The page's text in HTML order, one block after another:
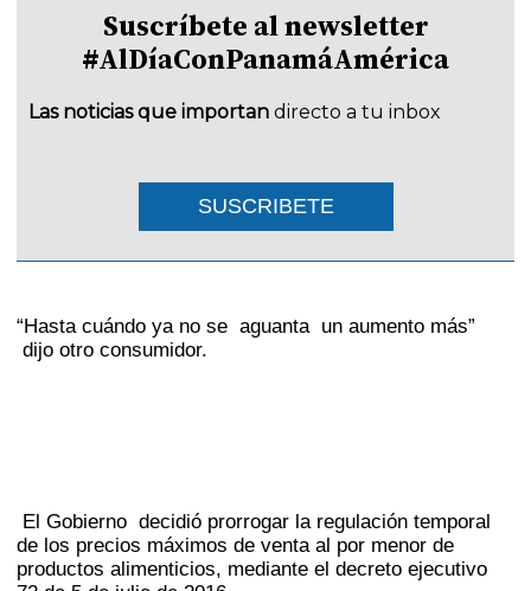
Suscríbete al newsletter
#AlDíaConPanamáAmérica
Las noticias que importan directo a tu inbox
SUSCRIBETE
“Hasta cuándo ya no se aguanta un aumento más”
dijo otro consumidor.
El Gobierno decidió prorrogar la regulación temporal
de los precios máximos de venta al por menor de
productos alimenticios, mediante el decreto ejecutivo